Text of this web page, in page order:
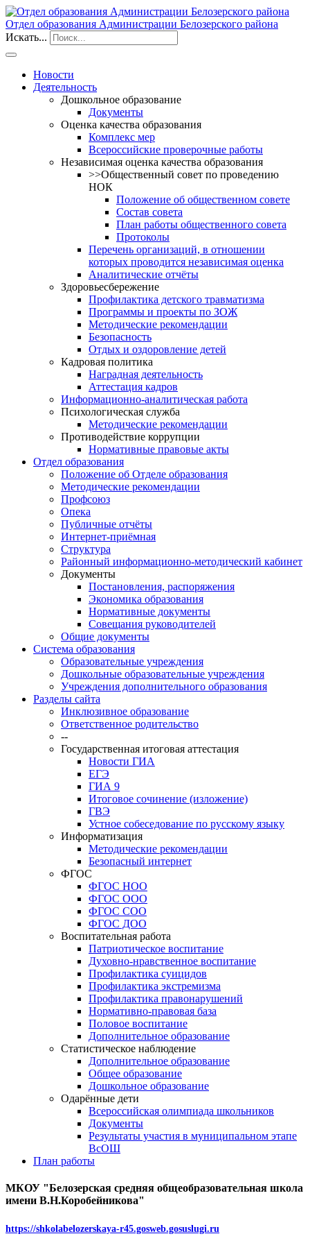
Отдел образования Администрации Белозерского района
Искать...
Новости
Деятельность
Дошкольное образование
Документы
Оценка качества образования
Комплекс мер
Всероссийские проверочные работы
Независимая оценка качества образования
>>Общественный совет по проведению
НОК
Положение об общественном совете
Состав совета
План работы общественного совета
Протоколы
Перечень организаций, в отношении
которых проводится независимая оценка
Аналитические отчёты
Здоровьесбережение
Профилактика детского травматизма
Программы и проекты по ЗОЖ
Методические рекомендации
Безопасность
Отдых и оздоровление детей
Кадровая политика
Наградная деятельность
Аттестация кадров
Информационно-аналитическая работа
Психологическая служба
Методические рекомендации
Противодействие коррупции
Нормативные правовые акты
Отдел образования
Положение об Отделе образования
Методические рекомендации
Профсоюз
Опека
Публичные отчёты
Интернет-приёмная
Структура
Районный информационно-методический кабинет
Документы
Постановления, распоряжения
Экономика образования
Нормативные документы
Совещания руководителей
Общие документы
Система образования
Образовательные учреждения
Дошкольные образовательные учреждения
Учреждения дополнительного образования
Разделы сайта
Инклюзивное образование
Ответственное родительство
--
Государственная итоговая аттестация
Новости ГИА
ЕГЭ
ГИА 9
Итоговое сочинение (изложение)
ГВЭ
Устное собеседование по русскому языку
Информатизация
Методические рекомендации
Безопасный интернет
ФГОС
ФГОС НОО
ФГОС ООО
ФГОС СОО
ФГОС ДОО
Воспитательная работа
Патриотическое воспитание
Духовно-нравственное воспитание
Профилактика суицидов
Профилактика экстремизма
Профилактика правонарушений
Нормативно-правовая база
Половое воспитание
Дополнительное образование
Статистическое наблюдение
Дополнительное образование
Общее образование
Дошкольное образование
Одарённые дети
Всероссийская олимпиада школьников
Документы
Результаты участия в муниципальном этапе
ВсОШ
План работы
МКОУ "Белозерская средняя общеобразовательная школа
имени В.Н.Коробейникова"
https://shkolabelozerskaya-r45.gosweb.gosuslugi.ru